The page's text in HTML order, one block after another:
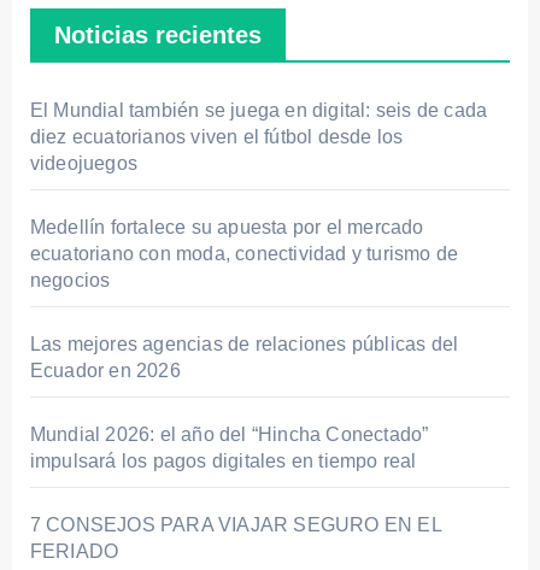
Noticias recientes
El Mundial también se juega en digital: seis de cada
diez ecuatorianos viven el fútbol desde los
videojuegos
Medellín fortalece su apuesta por el mercado
ecuatoriano con moda, conectividad y turismo de
negocios
Las mejores agencias de relaciones públicas del
Ecuador en 2026
Mundial 2026: el año del “Hincha Conectado”
impulsará los pagos digitales en tiempo real
7 CONSEJOS PARA VIAJAR SEGURO EN EL
FERIADO